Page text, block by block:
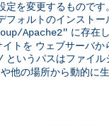
を変更するもので
ォルトのインスト
Apache2" に存在
トを ウェブサーバ
というパスはファイル
他の場所から動的に